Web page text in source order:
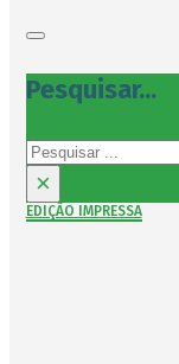
Pesquisar...
Pesquisar
×
EDIÇÃO IMPRESSA